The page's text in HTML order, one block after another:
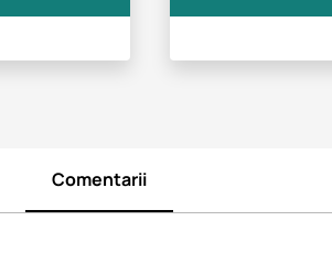
Comentarii